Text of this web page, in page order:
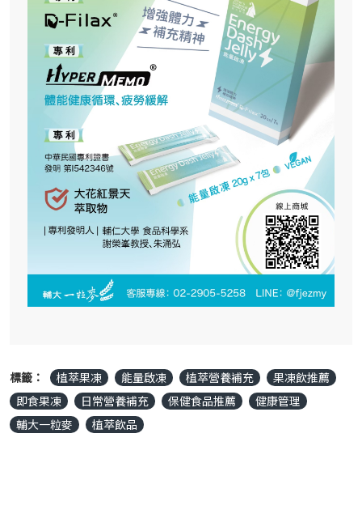
標籤： 植萃果凍 能量啟凍 植萃營養補充
果凍飲推薦
即食果凍
日常營養補充 保健食品推薦
健康管理
輔大一粒麥
植萃飲品